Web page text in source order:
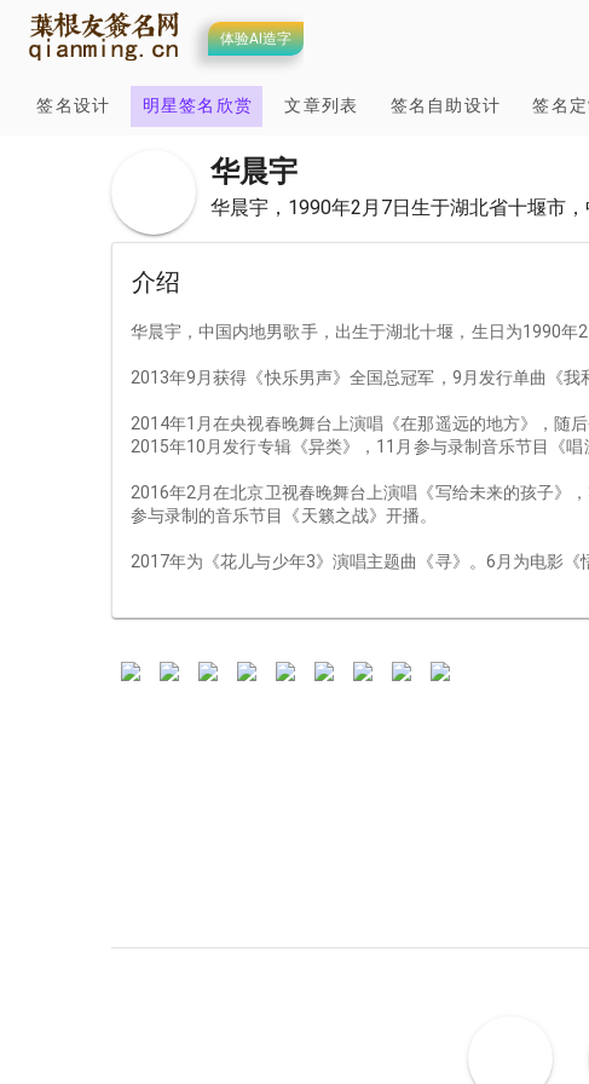
体验AI造字
签名设计 明星签名欣赏 文章列表 签名自助设计 签名定
华晨宇
华晨宇，1990年2月7日生于湖北省十堰市
介绍
华晨宇，中国内地男歌手，出生于湖北十堰，生日为1990年
2013年9月获得《快乐男声》全国总冠军，9月发行单曲《我
2014年1月在央视春晚舞台上演唱《在那遥远的地方》，随
2015年10月发行专辑《异类》，11月参与录制音乐节目《唱
2016年2月在北京卫视春晚舞台上演唱《写给未来的孩子》
参与录制的音乐节目《天籁之战》开播。
2017年为《花儿与少年3》演唱主题曲《寻》。6月为电影